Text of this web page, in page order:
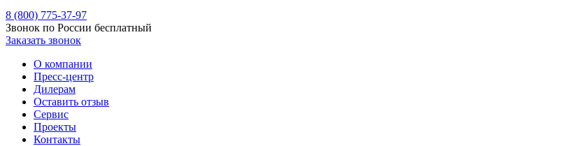
8 (800) 775-37-97
Звонок по России бесплатный
Заказать звонок
О компании
Пресс-центр
Дилерам
Оставить отзыв
Сервис
Проекты
Контакты